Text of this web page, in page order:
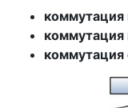
коммутация